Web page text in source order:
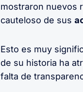
mostraron nuevos
cauteloso de sus
Esto es muy
de su historia ha
falta de